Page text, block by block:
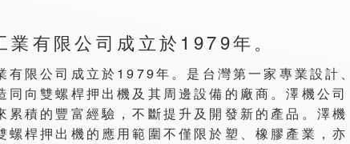
業有限公司成立於1979年。
有限公司成立於1979年。是台灣第一家專業設計、
同向雙螺桿押出機及其周邊設備的廠商。澤機公司
累積的豐富經驗，不斷提升及開發新的產品。澤機
螺桿押出機的應用範圍不僅限於塑、橡膠產業，亦